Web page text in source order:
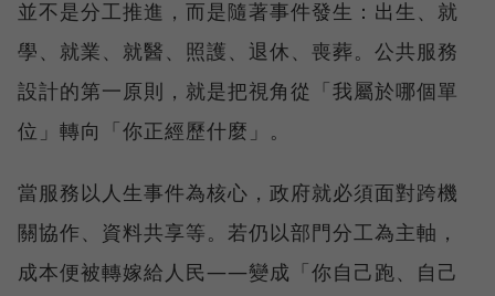
並不是分工推進，而是隨著事件發生：出生、就
學、就業、就醫、照護、退休、喪葬。公共服務
設計的第一原則，就是把視角從「我屬於哪個單
位」轉向「你正經歷什麼」。
當服務以人生事件為核心，政府就必須面對跨機
關協作、資料共享等。若仍以部門分工為主軸，
成本便被轉嫁給人民——變成「你自己跑、自己